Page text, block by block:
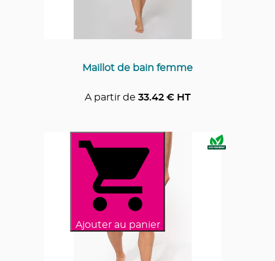
Maillot de bain femme
A partir de 33.42€ HT
Ajouter au panier